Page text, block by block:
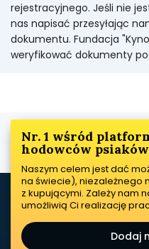
rejestracyjnego. Jeśli nie
nas napisać przesyłając
dokumentu. Fundacja
weryfikować dokumenty
Nr. 1 wśród
hodowców
Naszym celem jest dać
na świecie), niezależnego
z kupującymi. Zależy nam
umożliwią Ci realizację
Dodaj